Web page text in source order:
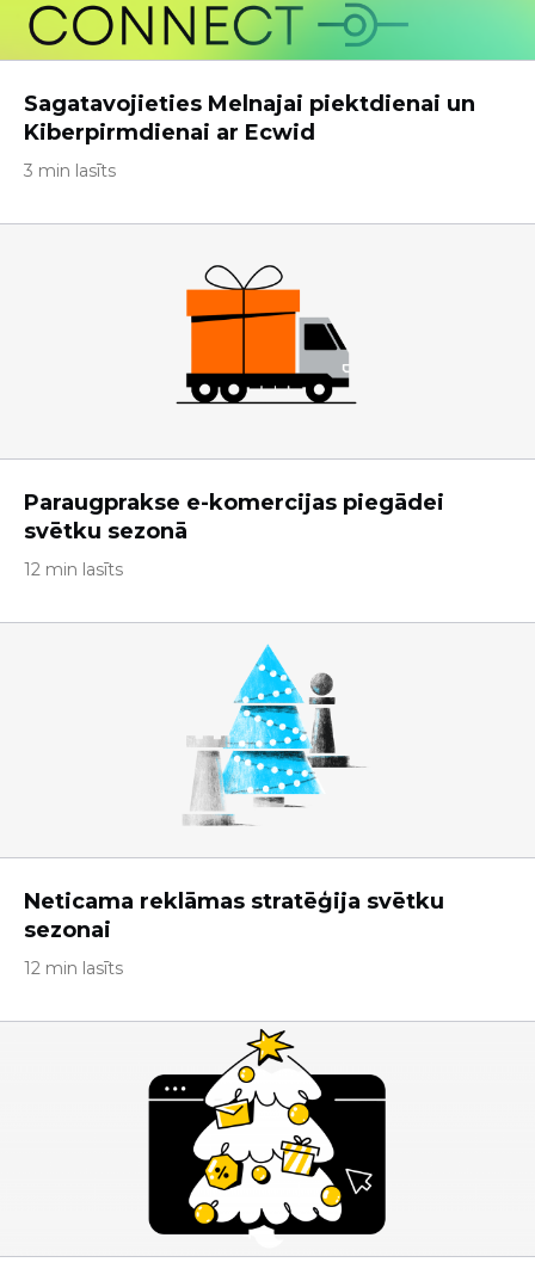
Sagatavojieties Melnajai piektdienai un
Kiberpirmdienai ar Ecwid
3 min lasīts
Paraugprakse e-komercijas piegādei
svētku sezonā
12 min lasīts
Neticama reklāmas stratēģija svētku
sezonai
12 min lasīts